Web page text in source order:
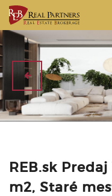
REB.sk
m2, Staré